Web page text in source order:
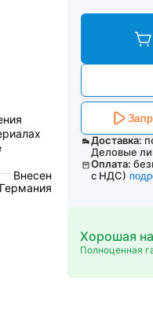
Внесен
Доставка:
Деловые
Оплата:
с НДС)
Хорошая
Полноценная